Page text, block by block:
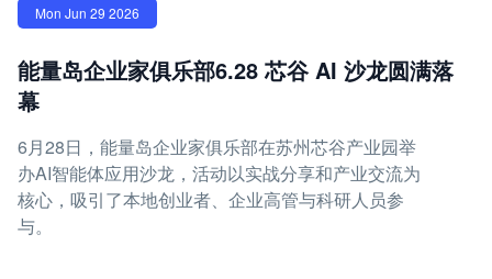
Mon Jun 29 2026
能量岛企业家俱乐部6.28 芯谷 AI 沙龙圆满落
幕
6月28日，能量岛企业家俱乐部在苏州芯谷产业园举
办AI智能体应用沙龙，活动以实战分享和产业交流为
核心，吸引了本地创业者、企业高管与科研人员参
与。